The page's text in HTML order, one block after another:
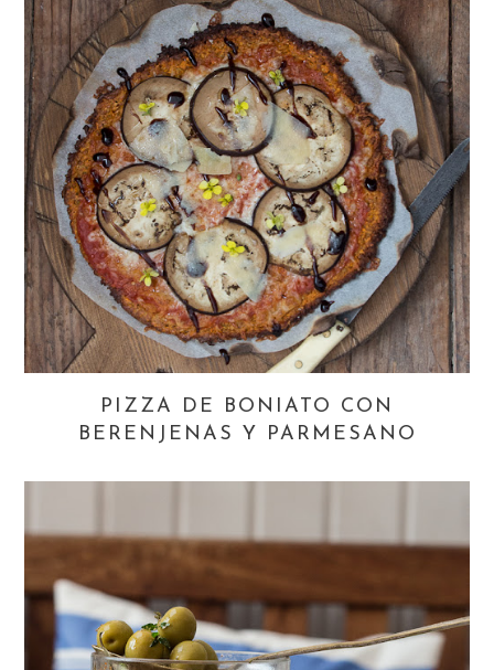
PIZZA DE BONIATO CON
BERENJENAS Y PARMESANO